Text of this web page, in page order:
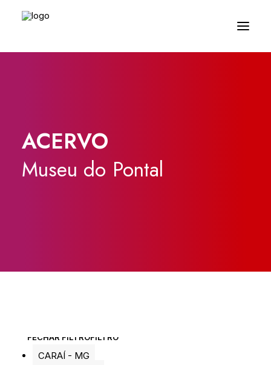
ACERVO
Museu do Pontal
FECHAR FILTROFILTRO
CARAÍ - MG